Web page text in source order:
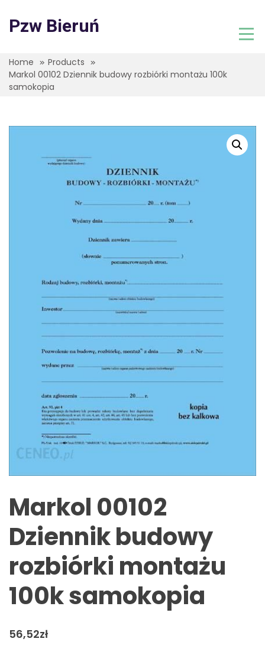
content
Pzw Bieruń
Home
Products
Markol 00102 Dziennik budowy rozbiórki montażu 100k
samokopia
Markol 00102
Dziennik budowy
rozbiórki montażu
100k samokopia
56,52zł